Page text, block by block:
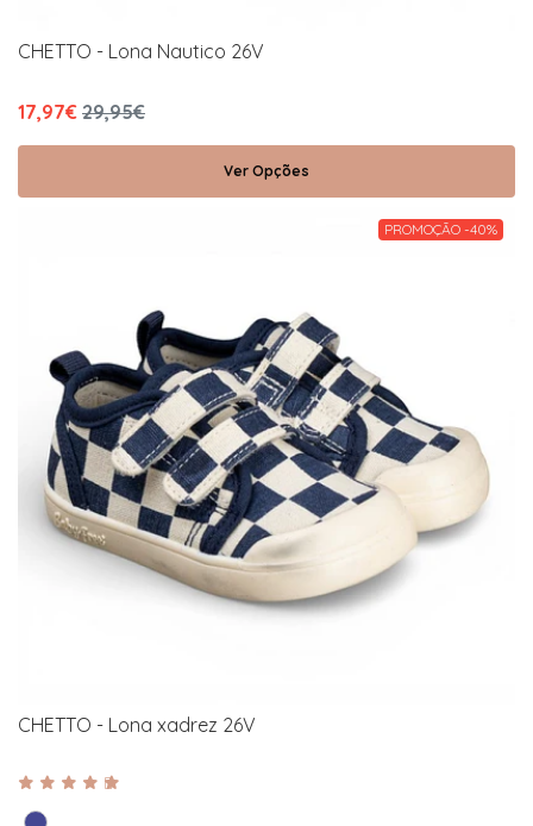
CHETTO - Lona Nautico 26V
17,97€ 29,95€
Ver Opções
PROMOÇÃO -40%
CHETTO - Lona xadrez 26V